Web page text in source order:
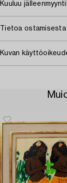
Kuuluu
Tietoa ostamisesta
Kuvan